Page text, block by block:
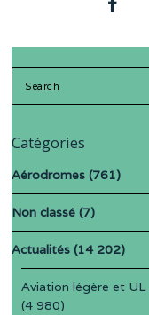
Catégories
Aérodromes (761)
Non classé (7)
Actualités (14 202)
Aviation légère et UL
(4 980)